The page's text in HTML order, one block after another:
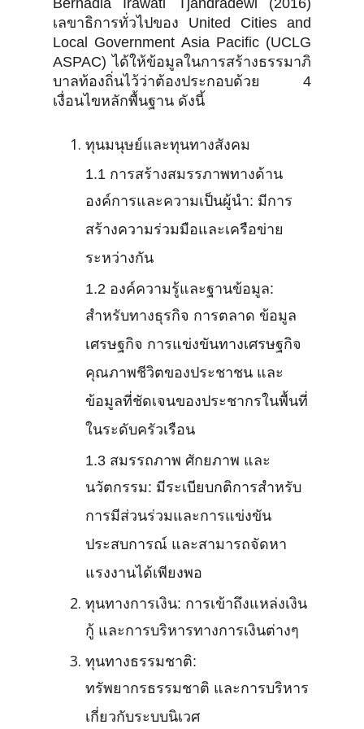
Bernadia Irawati Tjandradewi (2016)
เลขาธิการทั่วไปของ United Cities and
Local Government Asia Pacific (UCLG
ASPAC) ได้ให้ข้อมูลในการสร้างธรรมาภิ
บาลท้องถิ่นไว้ว่าต้องประกอบด้วย 4
เงื่อนไขหลักพื้นฐาน ดังนี้
ทุนมนุษย์และทุนทางสังคม
1.1 การสร้างสมรรภาพทางด้าน
องค์การและความเป็นผู้นำ: มีการ
สร้างความร่วมมือและเครือข่าย
ระหว่างกัน
1.2 องค์ความรู้และฐานข้อมูล:
สำหรับทางธุรกิจ การตลาด ข้อมูล
เศรษฐกิจ การแข่งขันทางเศรษฐกิจ
คุณภาพชีวิตของประชาชน และ
ข้อมูลที่ชัดเจนของประชากรในพื้นที่
ในระดับครัวเรือน
1.3 สมรรถภาพ ศักยภาพ และ
นวัตกรรม: มีระเบียบกติการสำหรับ
การมีส่วนร่วมและการแข่งขัน
ประสบการณ์ และสามารถจัดหา
แรงงานได้เพียงพอ
ทุนทางการเงิน: การเข้าถึงแหล่งเงิน
กู้ และการบริหารทางการเงินต่างๆ
ทุนทางธรรมชาติ:
ทรัพยากรธรรมชาติ และการบริหาร
เกี่ยวกับระบบนิเวศ